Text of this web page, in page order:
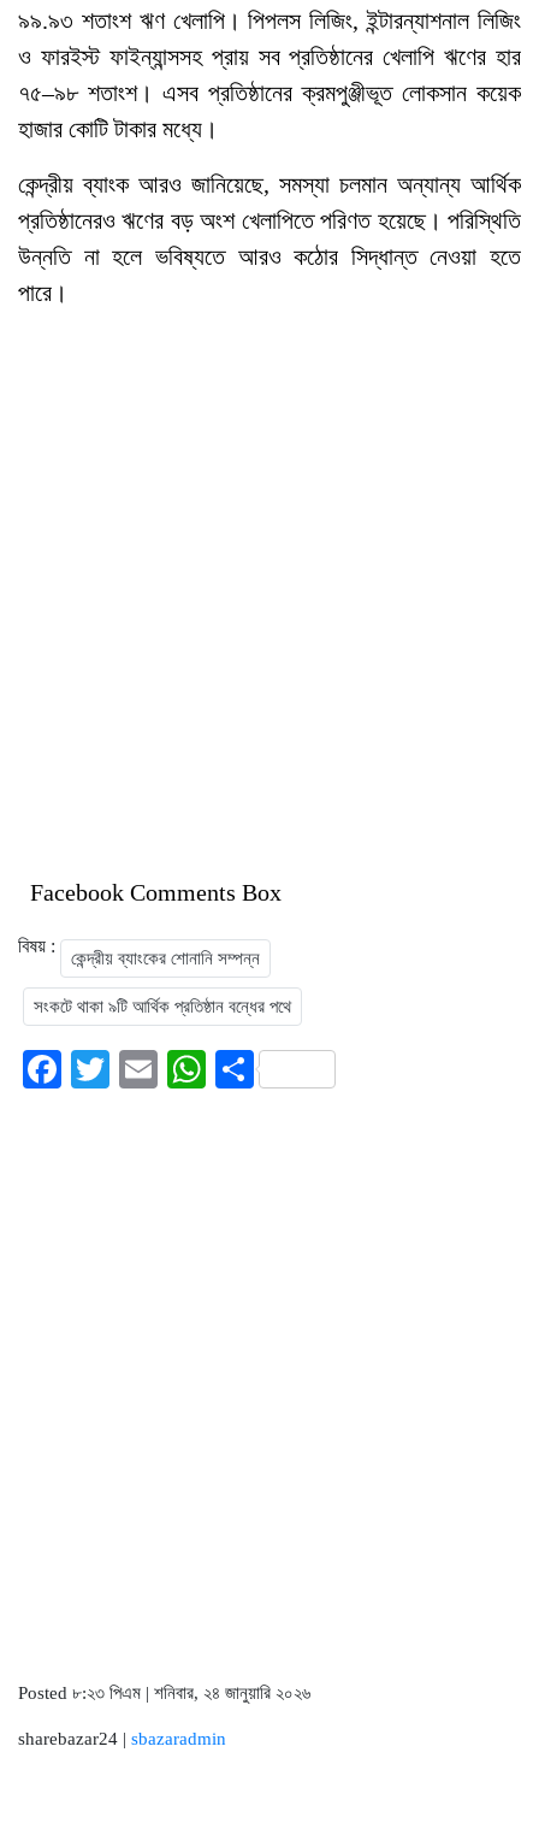
৯৯.৯৩ শতাংশ ঋণ খেলাপি। পিপলস লিজিং, ইন্টারন্যাশনাল লিজিং
ও ফারইস্ট ফাইন্যান্সসহ প্রায় সব প্রতিষ্ঠানের খেলাপি ঋণের হার
৭৫–৯৮ শতাংশ। এসব প্রতিষ্ঠানের ক্রমপুঞ্জীভূত লোকসান কয়েক
হাজার কোটি টাকার মধ্যে।
কেন্দ্রীয় ব্যাংক আরও জানিয়েছে, সমস্যা চলমান অন্যান্য আর্থিক
প্রতিষ্ঠানেরও ঋণের বড় অংশ খেলাপিতে পরিণত হয়েছে। পরিস্থিতি
উন্নতি না হলে ভবিষ্যতে আরও কঠোর সিদ্ধান্ত নেওয়া হতে
পারে।
Facebook Comments Box
বিষয় :
কেন্দ্রীয় ব্যাংকের শোনানি সম্পন্ন
সংকটে থাকা ৯টি আর্থিক প্রতিষ্ঠান বন্ধের পথে
Facebook
TwitterEmailWhatsApp
Share
Posted ৮:২৩ পিএম | শনিবার, ২৪ জানুয়ারি ২০২৬
sharebazar24 | sbazaradmin